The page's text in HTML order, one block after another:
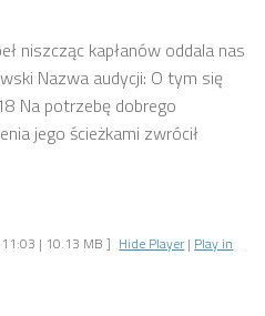
niszcząc kapłanów oddala nas
Nazwa audycji: O tym się
Na potrzebę dobrego
jego ścieżkami zwrócił
| 10.13 MB ] Hide Player | Play in